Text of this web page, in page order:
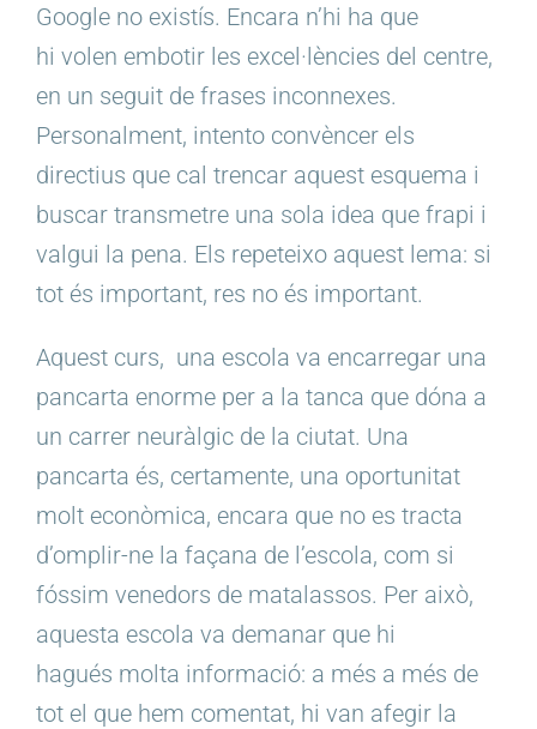
Google no existís. Encara n’hi ha que
hi volen embotir les excel·lències del centre,
en un seguit de frases inconnexes.
Personalment, intento convèncer els
directius que cal trencar aquest esquema i
buscar transmetre una sola idea que frapi i
valgui la pena. Els repeteixo aquest lema: si
tot és important, res no és important.
Aquest curs, una escola va encarregar una
pancarta enorme per a la tanca que dóna a
un carrer neuràlgic de la ciutat. Una
pancarta és, certamente, una oportunitat
molt econòmica, encara que no es tracta
d’omplir-ne la façana de l’escola, com si
fóssim venedors de matalassos. Per això,
aquesta escola va demanar que hi
hagués molta informació: a més a més de
tot el que hem comentat, hi van afegir la